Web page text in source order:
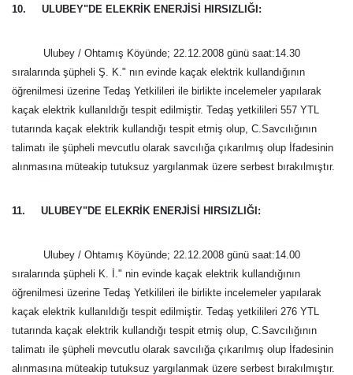
10. ULUBEY"DE ELEKRİK ENERJİSİ HIRSIZLIĞI:
Ulubey / Ohtamış Köyünde; 22.12.2008 günü saat:14.30
sıralarında şüpheli Ş. K." nın evinde kaçak elektrik kullandığının
öğrenilmesi üzerine Tedaş Yetkilileri ile birlikte incelemeler yapılarak
kaçak elektrik kullanıldığı tespit edilmiştir. Tedaş yetkilileri 557 YTL
tutarında kaçak elektrik kullandığı tespit etmiş olup, C.Savcılığının
talimatı ile şüpheli mevcutlu olarak savcılığa çıkarılmış olup İfadesinin
alınmasına müteakip tutuksuz yargılanmak üzere serbest bırakılmıştır.
11. ULUBEY"DE ELEKRİK ENERJİSİ HIRSIZLIĞI:
Ulubey / Ohtamış Köyünde; 22.12.2008 günü saat:14.00
sıralarında şüpheli K. İ." nin evinde kaçak elektrik kullandığının
öğrenilmesi üzerine Tedaş Yetkilileri ile birlikte incelemeler yapılarak
kaçak elektrik kullanıldığı tespit edilmiştir. Tedaş yetkilileri 276 YTL
tutarında kaçak elektrik kullandığı tespit etmiş olup, C.Savcılığının
talimatı ile şüpheli mevcutlu olarak savcılığa çıkarılmış olup İfadesinin
alınmasına müteakip tutuksuz yargılanmak üzere serbest bırakılmıştır.